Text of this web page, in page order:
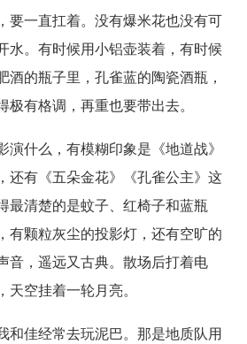
要一直扛着。没有爆米花也没有可
水。有时候用小铝壶装着，有时候
酒的瓶子里，孔雀蓝的陶瓷酒瓶，
有格调，再重也要带出去。
演什么，有模糊印象是《地道战》
还有《五朵金花》《孔雀公主》这
最清楚的是蚊子、红椅子和蓝瓶
有颗粒灰尘的投影灯，还有空旷的
音，遥远又古典。散场后打着电
空挂着一轮月亮。
和佳经常去玩泥巴。那是地质队用